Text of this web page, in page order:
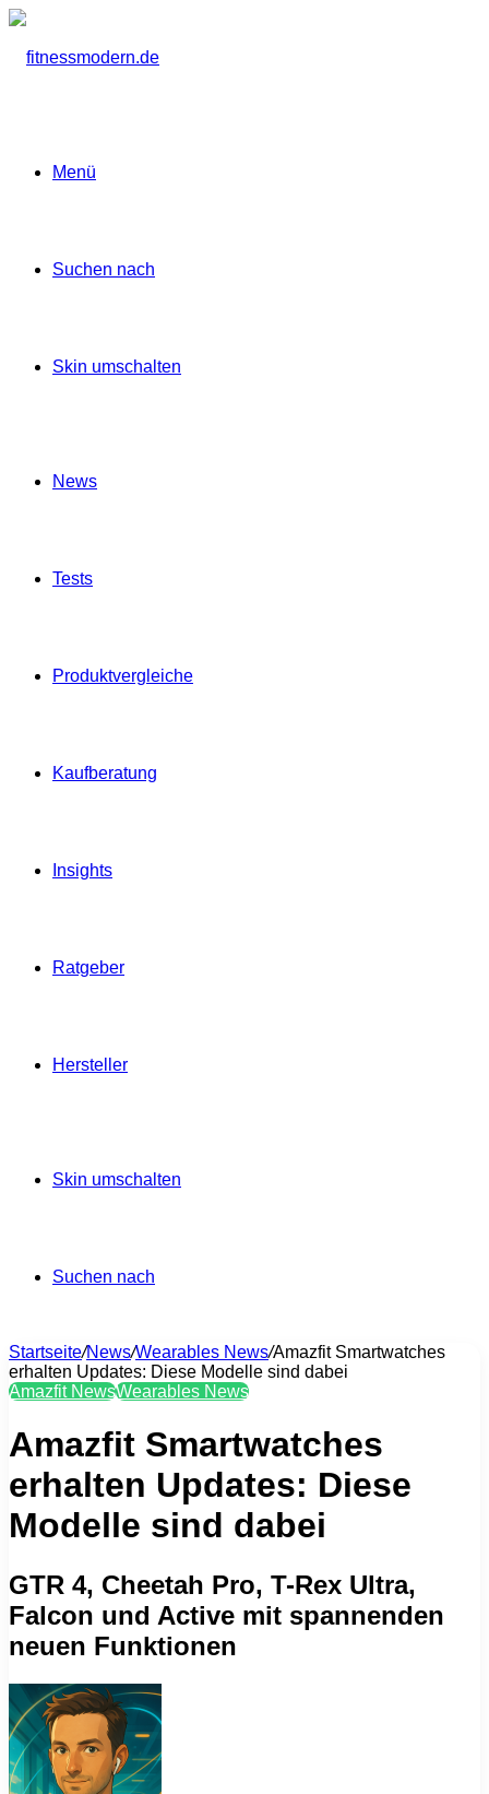
Menü
Suchen nach
Skin umschalten
News
Tests
Produktvergleiche
Kaufberatung
Insights
Ratgeber
Hersteller
Skin umschalten
Suchen nach
Startseite/News/Wearables News/Amazfit Smartwatches
erhalten Updates: Diese Modelle sind dabei
Amazfit NewsWearables News
Amazfit Smartwatches
erhalten Updates: Diese
Modelle sind dabei
GTR 4, Cheetah Pro, T-Rex Ultra,
Falcon und Active mit spannenden
neuen Funktionen